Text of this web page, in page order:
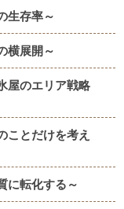
生存率～
横展開～
屋のエリア戦略
ことだけを考え
に転化する～